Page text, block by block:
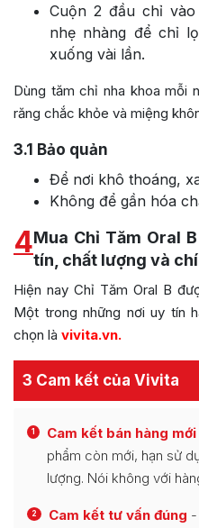
Cuộn 2 đầu chỉ
nhẹ nhàng để chỉ
xuống vài lần.
Dùng tăm chỉ nha khoa mỗi
răng chắc khỏe và miệng
3.1 Bảo quản
Để nơi khô thoáng,
Không để gần hóa
4Mua Chỉ Tăm Oral
tín, chất lượng và
Hiện nay Chỉ Tăm Oral B
Một trong những nơi uy tín
chọn là vivita.vn.
3 Cam kết của Vivita
1 Cam kết bán hàng mới
phẩm còn mới, hạn sử
lượng. Nói không với
2 Cam kết tư vấn đúng -